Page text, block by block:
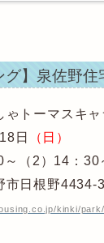
グ】泉佐野住
ゃトーマスキ
日
（日）
～（2）14：30
市日根野4434-3
kinki/